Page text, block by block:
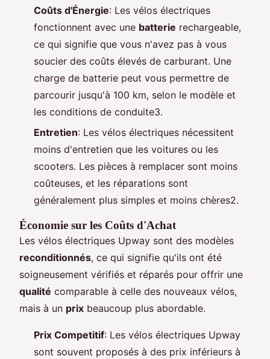
Coûts d'Énergie: Les vélos électriques
fonctionnent avec une batterie rechargeable,
ce qui signifie que vous n'avez pas à vous
soucier des coûts élevés de carburant. Une
charge de batterie peut vous permettre de
parcourir jusqu'à 100 km, selon le modèle et
les conditions de conduite3.
Entretien: Les vélos électriques nécessitent
moins d'entretien que les voitures ou les
scooters. Les pièces à remplacer sont moins
coûteuses, et les réparations sont
généralement plus simples et moins chères2.
Économie sur les Coûts d'Achat
Les vélos électriques Upway sont des modèles
reconditionnés, ce qui signifie qu'ils ont été
soigneusement vérifiés et réparés pour offrir une
qualité comparable à celle des nouveaux vélos,
mais à un prix beaucoup plus abordable.
Prix Competitif: Les vélos électriques Upway
sont souvent proposés à des prix inférieurs à